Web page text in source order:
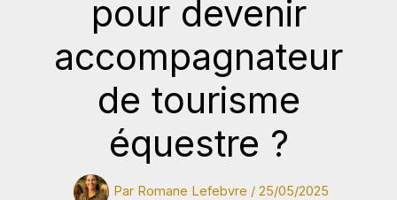
pour devenir
accompagnateur
de tourisme
équestre ?
Par Romane Lefebvre / 25/05/2025